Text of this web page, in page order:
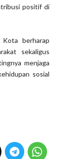
positif di
berharap
sekaligus
menjaga
sosial